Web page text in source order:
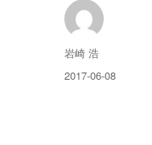
投
稿
岩崎 浩
投
2017-06-08